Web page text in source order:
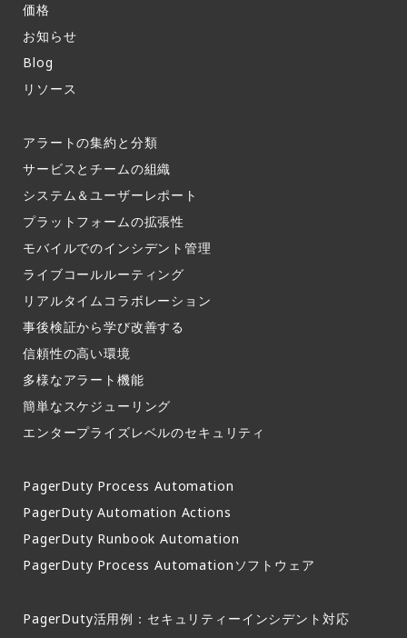
価格
お知らせ​
Blog
リソース
アラートの集約と分類​
サービスとチームの組織​
システム＆ユーザーレポート​
プラットフォームの拡張性
モバイルでのインシデント管理​
ライブコールルーティング​
リアルタイムコラボレーション​
事後検証から学び改善する
信頼性の高い環境​
多様なアラート機能​
簡単なスケジューリング​
エンタープライズレベルのセキュリティ
PagerDuty Process Automation
PagerDuty Automation Actions
PagerDuty Runbook Automation
PagerDuty Process Automationソフトウェア
PagerDuty活用例：セキュリティーインシデント対応